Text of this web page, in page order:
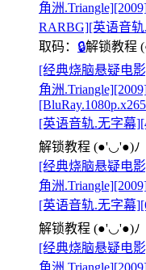
角洲
RARBG][英语音
取码： 🔒解锁教程
[经典烧脑悬疑电
角洲
[英语音轨.无字幕
解锁教程 (●'◡'●)ﾉ
[经典烧脑悬疑电
角洲
[英语音轨.无字幕
解锁教程 (●'◡'●)ﾉ
[经典烧脑悬疑电